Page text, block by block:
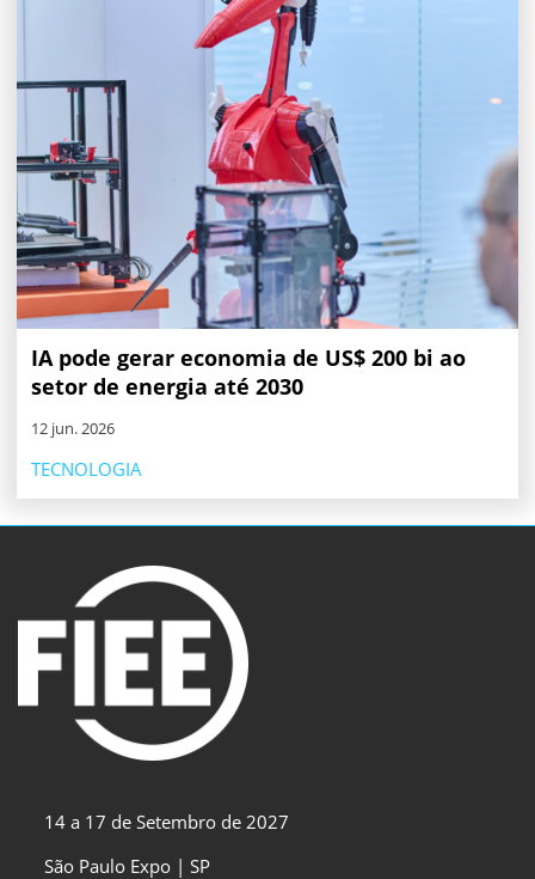
IA pode gerar economia de US$ 200 bi ao
setor de energia até 2030
12 jun. 2026
TECNOLOGIA
14 a 17 de Setembro de 2027
São Paulo Expo | SP